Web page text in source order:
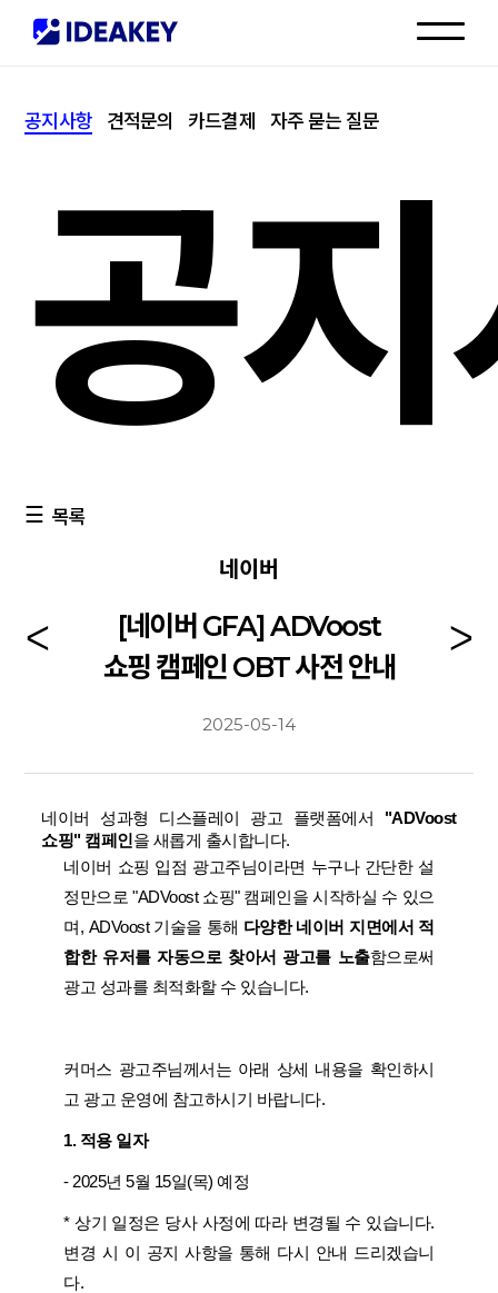
고객센터
공지사항 견적문의 카드결제 자주 묻는 질문
공
목록
네이버
[네이버 GFA] ADVoost
쇼핑 캠페인 OBT 사전 안내
2025-05-14
네이버 성과형 디스플레이 광고 플랫폼에서 "ADVoost
쇼핑" 캠페인을 새롭게 출시합니다.
네이버 쇼핑 입점 광고주님이라면 누구나 간단한 설
정만으로 "ADVoost 쇼핑" 캠페인을 시작하실 수 있으
며, ADVoost 기술을 통해 다양한 네이버 지면에서 적
합한 유저를 자동으로 찾아서 광고를 노출함으로써
광고 성과를 최적화할 수 있습니다.
커머스 광고주님께서는 아래 상세 내용을 확인하시
고 광고 운영에 참고하시기 바랍니다.
1. 적용 일자
- 2025년 5월 15일(목) 예정
* 상기 일정은 당사 사정에 따라 변경될 수 있습니다.
변경 시 이 공지 사항을 통해 다시 안내 드리겠습니
다.​